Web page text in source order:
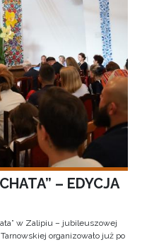
– EDYCJA
w Zalipiu – jubileuszowej
organizowało już po